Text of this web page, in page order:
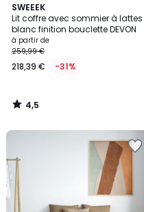
SWEEEK
Lit coffre avec sommier à lattes
blanc finition bouclette DEVON
à partir de
259,99 €
218,39 € -31%
4,5
/ 5
4,5
/